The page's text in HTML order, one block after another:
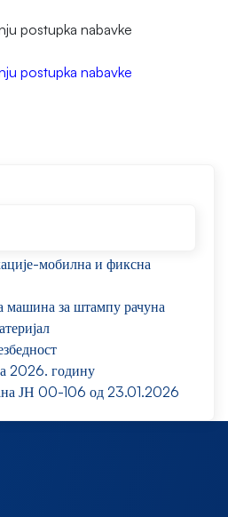
postupka nabavke
postupka nabavke
мобилна и фиксна
за штампу рачуна
2026. годину
ЈН 00-106 од 23.01.2026